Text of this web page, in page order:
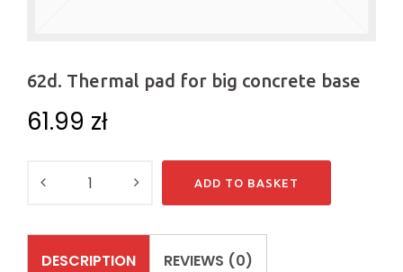
62d. Thermal pad for big concrete base
61.99 zł
ADD TO BASKET
DESCRIPTION REVIEWS (0)